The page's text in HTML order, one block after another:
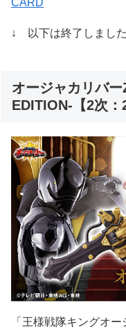
CARD
↓ 以下は終了しまし
オージャカリバ
EDITION-【2次：
「王様戦隊キングオー